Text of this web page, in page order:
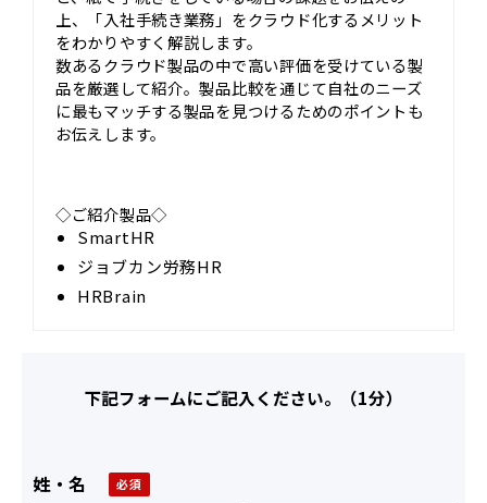
上、「入社手続き業務」をクラウド化するメリット
をわかりやすく解説します。
数あるクラウド製品の中で高い評価を受けている製
品を厳選して紹介。製品比較を通じて自社のニーズ
に最もマッチする製品を見つけるためのポイントも
お伝えします。
◇ご紹介製品◇
SmartHR
ジョブカン労務HR
HRBrain
下記フォームにご記入ください。（1分）
姓・名